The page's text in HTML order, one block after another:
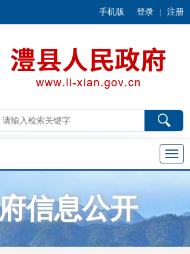
手机版 登录 注册
信息公开